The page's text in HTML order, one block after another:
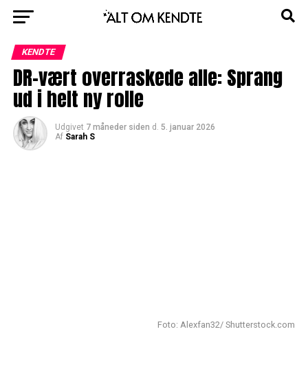
KENDTE
DR-vært overraskede alle: Sprang
ud i helt ny rolle
Udgivet 7 måneder siden d. 5. januar 2026
Af Sarah S
Foto: Alexfan32/ Shutterstock.com